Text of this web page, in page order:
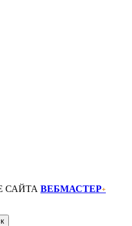
САЙТА ВЕБМАСТЕР+